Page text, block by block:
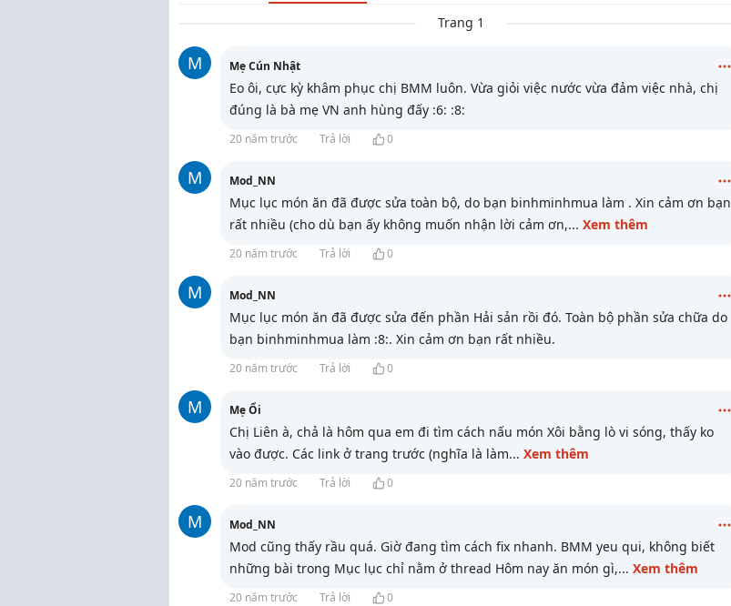
Trang 1
M Mẹ Cún Nhật
Eo ôi, cực kỳ khâm phục chị BMM luôn. Vừa giỏi việc nước vừa đảm việc nhà, chị
đúng là bà mẹ VN anh hùng đấy :6: :8:
20 năm trước Trả lời 0
M Mod_NN
Mục lục món ăn đã được sửa toàn bộ, do bạn binhminhmua làm . Xin cảm ơn bạn
rất nhiều (cho dù bạn ấy không muốn nhận lời cảm ơn,... Xem thêm
20 năm trước Trả lời 0
M Mod_NN
Mục lục món ăn đã được sửa đến phần Hải sản rồi đó. Toàn bộ phần sửa chữa do
bạn binhminhmua làm :8:. Xin cảm ơn bạn rất nhiều.
20 năm trước Trả lời 0
M Mẹ Ổi
Chị Liên à, chả là hôm qua em đi tìm cách nấu món Xôi bằng lò vi sóng, thấy ko
vào được. Các link ở trang trước (nghĩa là làm... Xem thêm
20 năm trước Trả lời 0
M Mod_NN
Mod cũng thấy rầu quá. Giờ đang tìm cách fix nhanh. BMM yeu qui, không biết
những bài trong Mục lục chỉ nằm ở thread Hôm nay ăn món gì,... Xem thêm
20 năm trước Trả lời 0